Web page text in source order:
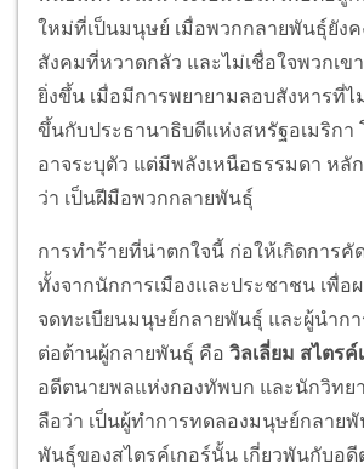
ใหม่ที่เป็นมนุษย์ เมื่อพวกกลายพันธุ์ยัง
สังคมที่หวาดกลัว และไม่เชื่อใจพวกเข
ยิ่งขึ้น เมื่อมีการพยายามลอบสังหารที่ไ
ขึ้นกับประธานาธิบดีแห่งสหรัฐอเมริกา
อาจระบุตัว แต่มีพลังเหนือธรรมดา หลั
ว่า เป็นฝีมือพวกกลายพันธุ์
การทำร้ายที่น่าตกใจนี้ ก่อให้เกิดการคั
ทั้งจากนักการเมืองและประชาชน เพื่
จดทะเบียนมนุษย์กลายพันธุ์ และผู้นำกา
ต่อต้านผู้กลายพันธุ์ คือ วิลเลี่ยม สไตรค์
อดีตนายพลแห่งกองทัพบก และนักวิทย
ลือว่า เป็นผู้ทำการทดลองมนุษย์กลายพัน
พันธุ์ของสไตรค์เกอร์นั้น เกี่ยวพันกับอ